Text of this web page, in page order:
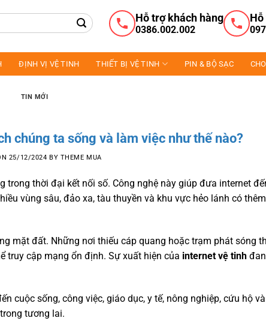
Hỗ trợ khách hàng
0386.002.002
Hỗ
ĐỊNH VỊ VỆ TINH THIẾT BỊ VỆ TINH PIN & BỘ SẠC
TIN MỚI
chúng ta sống và làm việc như thế nào?
25/12/2024 BY THEME MUA
trong thời đại kết nối số. Công nghệ này giúp đưa internet
vùng sâu, đảo xa, tàu thuyền và khu vực hẻo lánh có
mặt đất. Những nơi thiếu cáp quang hoặc trạm phát sóng
truy cập mạng ổn định. Sự xuất hiện của internet vệ tinh
cuộc sống, công việc, giáo dục, y tế, nông nghiệp, cứu hộ
tương lai.